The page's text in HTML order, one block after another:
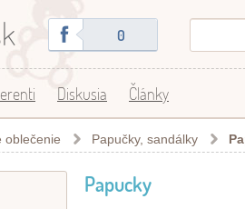
0
Diskusia Články
oblečenie Papučky, sandálky
Papucky